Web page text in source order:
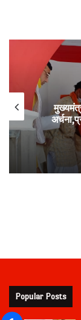
​​​​​​​मुख्यमंत्री
Popular Posts